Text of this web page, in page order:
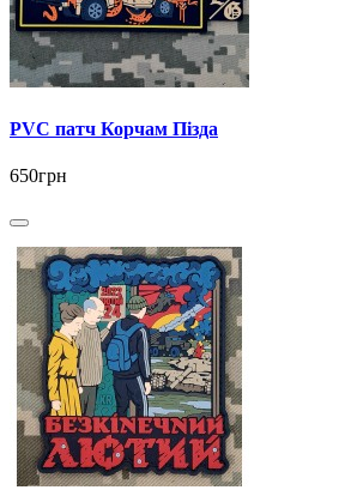
PVC патч Корчам Пізда
650грн